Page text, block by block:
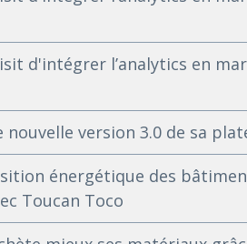
d'intégrer l’analytics en
nouvelle version 3.0 de sa
énergétique des
Toucan Toco